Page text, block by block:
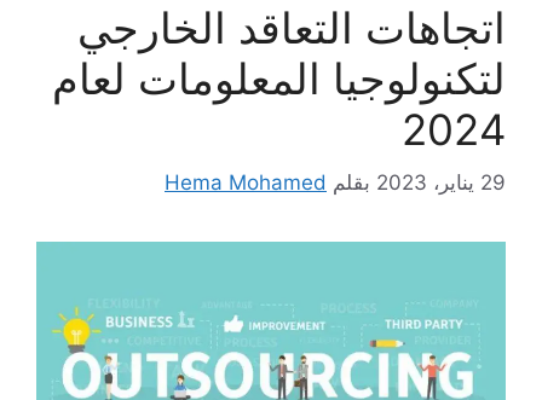
اتجاهات التعاقد الخارجي
لتكنولوجيا المعلومات لعام
2024
29 يناير، 2023 بقلم Hema Mohamed